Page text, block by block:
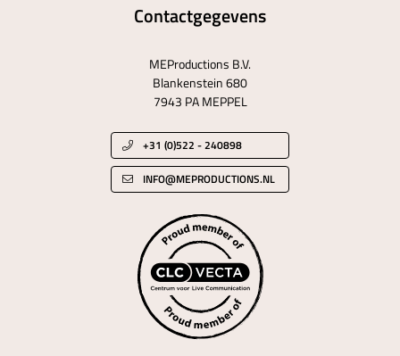
Contactgegevens
MEProductions B.V.
Blankenstein 680
7943 PA MEPPEL
+31 (0)522 - 240898
INFO@MEPRODUCTIONS.NL